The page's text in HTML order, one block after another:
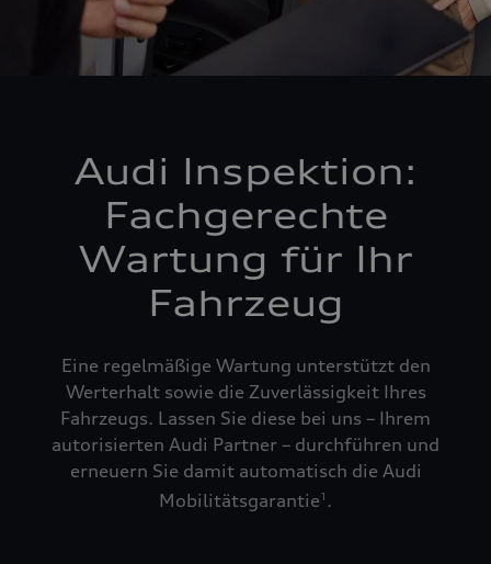
Audi Inspektion:
Fachgerechte
Wartung für Ihr
Fahrzeug
Eine regelmäßige Wartung unterstützt den
Werterhalt sowie die Zuverlässigkeit Ihres
Fahrzeugs. Lassen Sie diese bei uns – Ihrem
autorisierten Audi Partner – durchführen und
erneuern Sie damit automatisch die Audi
Mobilitätsgarantie1 .